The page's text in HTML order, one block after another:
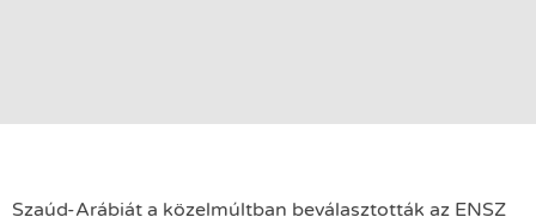
Szaúd-Arábiát a közelmúltban beválasztották az ENSZ